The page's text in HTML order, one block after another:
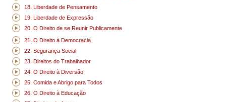
18. Liberdade de Pensamento
19. Liberdade de Expressão
20. O Direito de se Reunir Publicamente
21. O Direito à Democracia
22. Segurança Social
23. Direitos do Trabalhador
24. O Direito à Diversão
25. Comida e Abrigo para Todos
26. O Direito à Educação